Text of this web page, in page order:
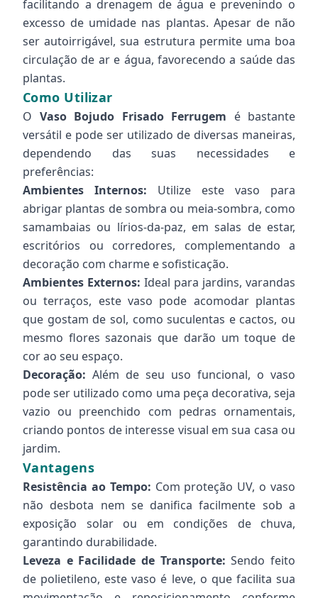
facilitando a drenagem de água e prevenindo o
excesso de umidade nas plantas. Apesar de não
ser autoirrigável, sua estrutura permite uma boa
circulação de ar e água, favorecendo a saúde das
plantas.
Como Utilizar
O Vaso Bojudo Frisado Ferrugem é bastante
versátil e pode ser utilizado de diversas maneiras,
dependendo das suas necessidades e
preferências:
Ambientes Internos: Utilize este vaso para
abrigar plantas de sombra ou meia-sombra, como
samambaias ou lírios-da-paz, em salas de estar,
escritórios ou corredores, complementando a
decoração com charme e sofisticação.
Ambientes Externos: Ideal para jardins, varandas
ou terraços, este vaso pode acomodar plantas
que gostam de sol, como suculentas e cactos, ou
mesmo flores sazonais que darão um toque de
cor ao seu espaço.
Decoração: Além de seu uso funcional, o vaso
pode ser utilizado como uma peça decorativa, seja
vazio ou preenchido com pedras ornamentais,
criando pontos de interesse visual em sua casa ou
jardim.
Vantagens
Resistência ao Tempo: Com proteção UV, o vaso
não desbota nem se danifica facilmente sob a
exposição solar ou em condições de chuva,
garantindo durabilidade.
Leveza e Facilidade de Transporte: Sendo feito
de polietileno, este vaso é leve, o que facilita sua